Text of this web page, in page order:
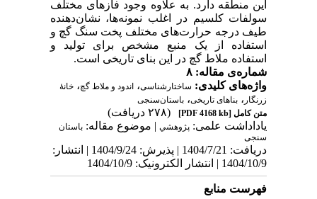
این منطقه دارد. به علاوه وجود فاز‌های مختلف
سولفات کلسیم در اغلب نمونه‌ها، نشان‌دهنده
طیف درجه حرارت‌های مختلف پخت سنگ گچ و
استفاده از یک منبع مشخص برای تولید و
استفاده ملاط گچ در این بنای تاریخی است.
شماره‌ی مقاله: ۸
واژه‌های کلیدی: ساختار‌شناسی، اندود و ملاط گچ، خانۀ
زرنگار ، بناهای تاریخی، باستان‌سنجی
متن کامل[PDF 4168 kb]
(۲۷۸ دریافت)
یاداداشت علمی: پژوهشي| موضوع مقاله: باستان
سنجی
دریافت: 1404/7/21 | پذیرش: 1404/9/24 | انتشار:
1404/10/9 | انتشار الکترونیک: 1404/10/9
فهرست منابع